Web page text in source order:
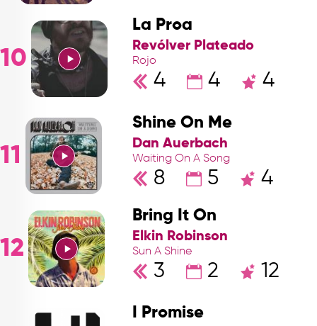
10
La Proa
Revólver Plateado
Rojo
4 4 4
11
Shine On Me
Dan Auerbach
Waiting On A Song
8 5 4
12
Bring It On
Elkin Robinson
Sun A Shine
3 2 12
I Promise